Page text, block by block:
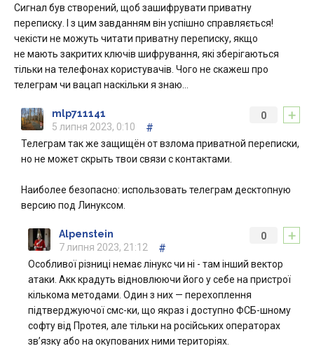
Сигнал був створений, щоб зашифрувати приватну
переписку. І з цим завданням він успішно справляється!
чекісти не можуть читати приватну переписку, якщо
не мають закритих ключів шифрування, які зберігаються
тільки на телефонах користувачів. Чого не скажеш про
телеграм чи вацап наскільки я знаю…
+
0
mlp711141
5 липня 2023, 0:10
#
Телеграм так же защищён от взлома приватной переписки,
но не может скрыть твои связи с контактами.
Наиболее безопасно: использовать телеграм десктопную
версию под Линуксом.
+
0
Alpenstein
7 липня 2023, 21:12
#
Особливої різниці немає лінукс чи ні - там інший вектор
атаки. Акк крадуть відновлюючи його у себе на пристрої
кількома методами. Один з них — перехоплення
підтверджуючої смс-ки, що якраз і доступно ФСБ-шному
софту від Протея, але тільки на російських операторах
зв’язку або на окупованих ними територіях.